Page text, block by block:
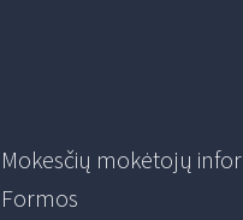
Mokesčių mokėtojų
Formos